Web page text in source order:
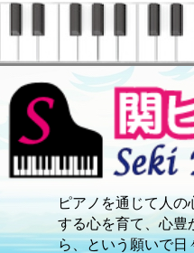
ピアノを通じて人の
する心を育て、心豊
ら、という願いで日